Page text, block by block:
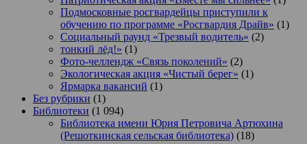
Подмосковные росгвардейцы приступили к
обучению по программе «Росгвардия Драйв» (1)
Социальный раунд «Трезвый водитель» (2)
тонкий лёд!» (1)
Фото-челлендж «Связь поколений» (2)
Экологическая акция «Чистый берег» (1)
Ярмарка вакансий (1)
Без рубрики (1)
Библиотеки (1 094)
Библиотека имени Юрия Петровича Артюхина
(Решоткинская сельская библиотека) (18)